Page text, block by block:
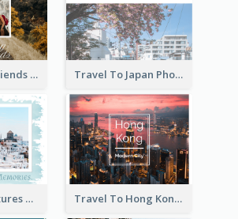
Travel With Friends Photo Book Travel To Japan Photo Book
Family Adventures Travel Photo Book Travel To Hong Kong Photo Book